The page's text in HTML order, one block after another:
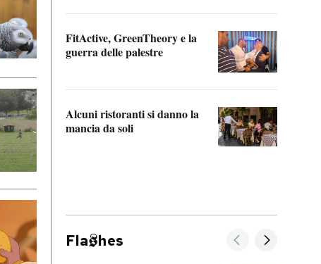
FitActive, GreenTheory e la
guerra delle palestre
Alcuni ristoranti si danno la
mancia da soli
Fla hes